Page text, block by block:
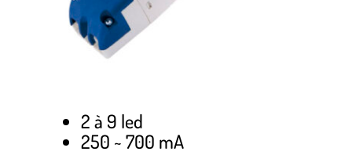
2 à 9 led
250 ~ 700 mA